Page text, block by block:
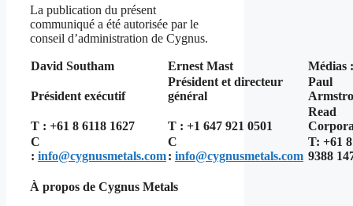
La publication du présent
communiqué a été autorisée par le
conseil d’administration de Cygnus.
David Southam Ernest Mast Médias :
Président exécutif
Président et directeur
général
Paul
T : +61 8 6118 1627 T : +1 647 921 0501
Read
C
: info@cygnusmetals.com
C
: info@cygnusmetals.com
T: +61 8
9388
À propos de Cygnus Metals